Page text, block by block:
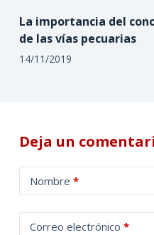
La importancia del
de las vías pecuarias
14/11/2019
Deja un
Nombre *
Correo electrónico *
l
t